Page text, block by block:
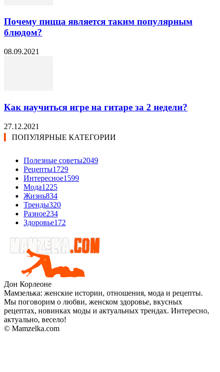
Почему пицца является таким популярным
блюдом?
08.09.2021
Как научиться игре на гитаре за 2 недели?
27.12.2021
ПОПУЛЯРНЫЕ КАТЕГОРИИ
Полезные советы2049
Рецепты1729
Интересное1599
Мода1225
Жизнь834
Тренды320
Разное234
Здоровье172
Дон Корлеоне
Мамзелька: женские истории, отношения, мода и рецепты.
Мы поговорим о любви, женском здоровье, вкусных
рецептах, новинках моды и актуальных трендах. Интересно,
актуально, весело!
© Mamzelka.com